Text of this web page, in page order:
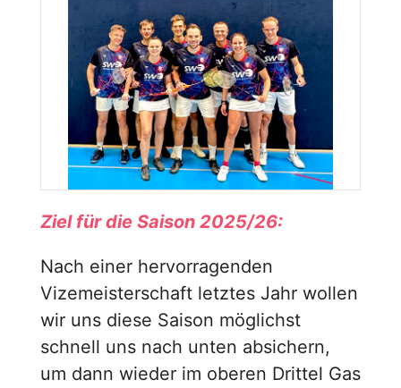
Ziel für die Saison 2025/26:
Nach einer hervorragenden
Vizemeisterschaft letztes Jahr wollen
wir uns diese Saison möglichst
schnell uns nach unten absichern,
um dann wieder im oberen Drittel Gas